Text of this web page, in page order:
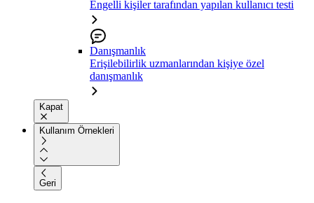
Engelli kişiler tarafından yapılan kullanıcı testi
Danışmanlık
Erişilebilirlik uzmanlarından kişiye özel
danışmanlık
Kapat
Kullanım Örnekleri
Geri